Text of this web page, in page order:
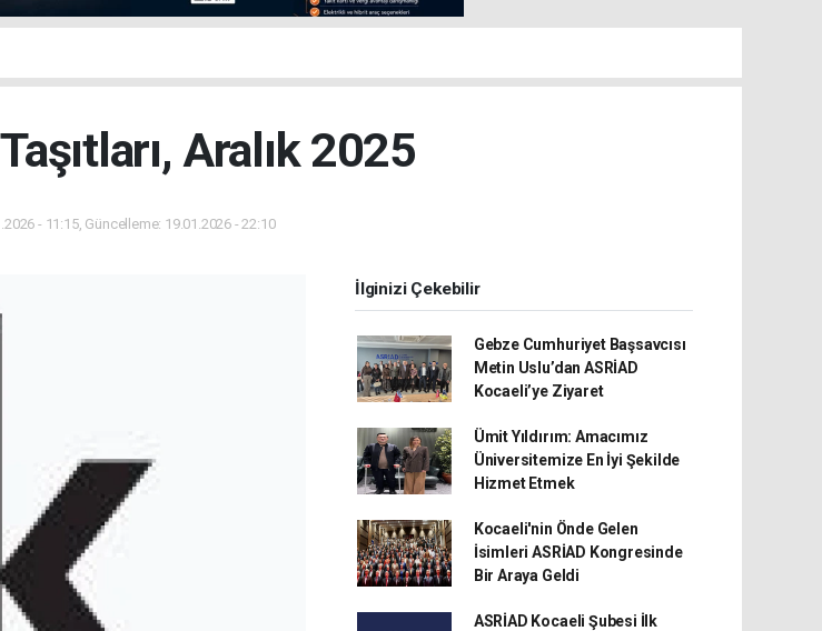
Aralık 2025
- 11:15, Güncelleme: 19.01.2026 - 22:10
İlginizi Çekebilir
Gebze Cumhuriyet Başsavcısı
Metin Uslu’dan ASRİAD
Kocaeli’ye Ziyaret
Ümit Yıldırım: Amacımız
Üniversitemize En İyi Şekilde
Hizmet Etmek
Kocaeli'nin Önde Gelen
İsimleri ASRİAD Kongresinde
Bir Araya Geldi
ASRİAD Kocaeli Şubesi İlk